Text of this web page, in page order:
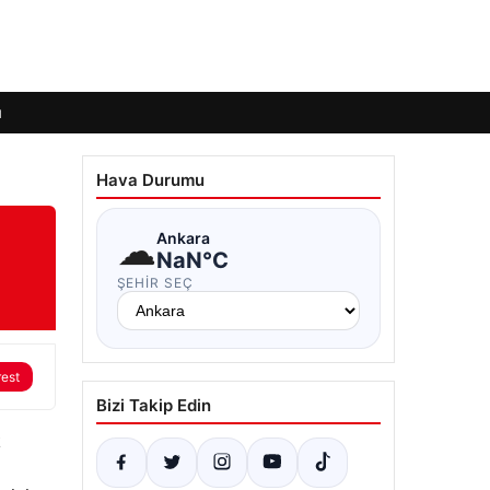
Hava Durumu
☁Ankara
NaN°C
ŞEHIR SEÇ
Bizi Takip Edin